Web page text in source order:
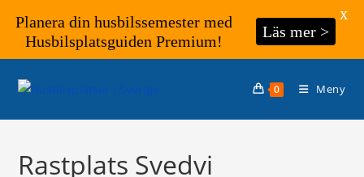
0 Meny
Rastplats Svedvi
Planera din husbilssemester med
Husbilsplatsguiden Premium!
Läs mer >
X